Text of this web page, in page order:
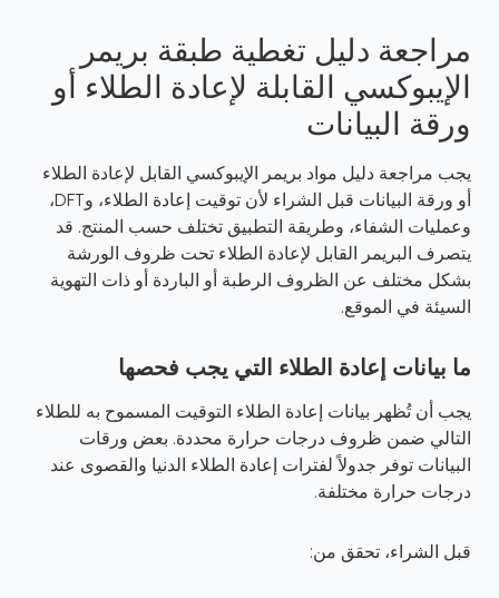
مراجعة دليل تغطية طبقة بريمر
الإيبوكسي القابلة لإعادة الطلاء أو
ورقة البيانات
يجب مراجعة دليل مواد بريمر الإيبوكسي القابل لإعادة الطلاء
أو ورقة البيانات قبل الشراء لأن توقيت إعادة الطلاء، وDFT،
وعمليات الشفاء، وطريقة التطبيق تختلف حسب المنتج. قد
يتصرف البريمر القابل لإعادة الطلاء تحت ظروف الورشة
بشكل مختلف عن الظروف الرطبة أو الباردة أو ذات التهوية
السيئة في الموقع.
ما بيانات إعادة الطلاء التي يجب فحصها
يجب أن تُظهر بيانات إعادة الطلاء التوقيت المسموح به للطلاء
التالي ضمن ظروف درجات حرارة محددة. بعض ورقات
البيانات توفر جدولاً لفترات إعادة الطلاء الدنيا والقصوى عند
درجات حرارة مختلفة.
قبل الشراء، تحقق من: